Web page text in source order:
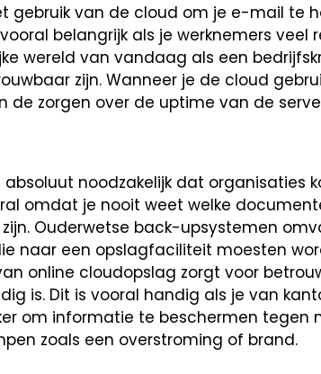
gebruik van de cloud om je e-mail te
belangrijk als je werknemers veel
wereld van vandaag als een
zijn. Wanneer je de cloud
de zorgen over de uptime van de
absoluut noodzakelijk dat organisaties
omdat je nooit weet welke
Ouderwetse back-upsystemen
naar een opslagfaciliteit moesten
online cloudopslag zorgt voor
is. Dit is vooral handig als je van
om informatie te beschermen tegen
zoals een overstroming of brand.